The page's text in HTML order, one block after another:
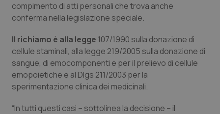
Valle D’Aosta
Veneto
Oncodermatologia
Oncoematologia
Oncologia & Nutrizione
compimento di atti personali che trova anche
conferma nella legislazione speciale.
Il richiamo è alla legge 107/1990 sulla donazione di
cellule staminali, alla legge 219/2005 sulla donazione di
sangue, di emocomponenti e per il prelievo di cellule
emopoietiche e al Dlgs 211/2003 per la
sperimentazione clinica dei medicinali.
“In tutti questi casi – sottolinea la decisione – il